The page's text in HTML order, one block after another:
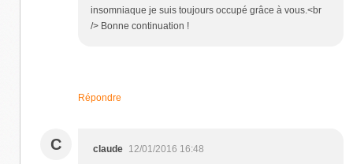
insomniaque je suis toujours occupé grâce à vous.<br
/> Bonne continuation !
Répondre
C claude 12/01/2016 16:48